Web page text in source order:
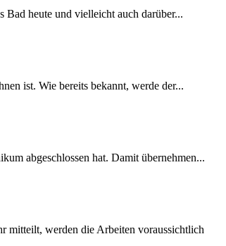
Bad heute und vielleicht auch darüber...
ist. Wie bereits bekannt, werde der...
abgeschlossen hat. Damit übernehmen...
mitteilt, werden die Arbeiten voraussichtlich